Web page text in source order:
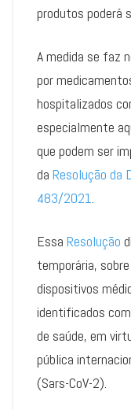
produtos poderá
A medida se faz
por
hospitalizados
especialmente
que podem ser
da Resolução da
483/2021.
Essa Resolução
temporária,
dispositivos
identificados
de saúde, em
pública
(Sars-CoV-2).